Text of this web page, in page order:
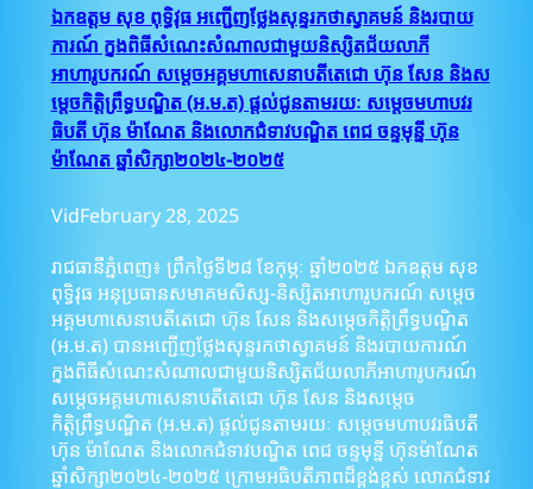
ឯកឧត្តម សុខ ពុទ្ធិវុធ អញ្ជើញថ្លែងសុន្ទរកថាស្វាគមន៍ និងរបាយ
ការណ៍ ក្នុងពិធីសំណេះសំណាលជាមួយនិស្សិតជ័យលាភី
អាហារូបករណ៍ សម្តេចអគ្គមហាសេនាបតីតេជោ ហ៊ុន សែន និងស
ម្តេចកិត្តិព្រឹទ្ធបណ្ឌិត (អ.ម.ត) ផ្តល់ជូនតាមរយៈ សម្តេចមហាបវរ
ធិបតី ហ៊ុន ម៉ាណែត និងលោកជំទាវបណ្ឌិត ពេជ ចន្ទមុន្នី ហ៊ុន
ម៉ាណែត ឆ្នាំសិក្សា២០២៤-២០២៥
VidFebruary 28, 2025
រាជធានីភ្នំពេញ៖ ព្រឹកថ្ងៃទី២៨ ខែកុម្ភៈ ឆ្នាំ២០២៥ ឯកឧត្តម សុខ
ពុទ្ធិវុធ អនុប្រធានសមាគមសិស្ស-និស្សិតអាហារូបករណ៍ សម្តេច
អគ្គមហាសេនាបតីតេជោ ហ៊ុន សែន និងសម្ដេចកិត្តិព្រឹទ្ធបណ្ឌិត
(អ.ម.ត) បានអញ្ជើញថ្លែងសុន្ទរកថាស្វាគមន៍ និងរបាយការណ៍
ក្នុងពិធីសំណេះសំណាលជាមួយនិស្សិតជ័យលាភីអាហារូបករណ៍
សម្តេចអគ្គមហាសេនាបតីតេជោ ហ៊ុន សែន និងសម្តេច
កិត្តិព្រឹទ្ធបណ្ឌិត (អ.ម.ត) ផ្តល់ជូនតាមរយៈ សម្តេចមហាបវរធិបតី
ហ៊ុន ម៉ាណែត និងលោកជំទាវបណ្ឌិត ពេជ ចន្ទមុន្នី ហ៊ុនម៉ាណែត
ឆ្នាំសិក្សា២០២៤-២០២៥ ក្រោមអធិបតីភាពដ៏ខ្ពង់ខ្ពស់ លោកជំទាវ